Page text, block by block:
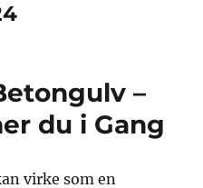
–
du i Gang
virke som en